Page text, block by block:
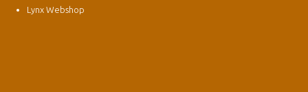
Lynx Webshop